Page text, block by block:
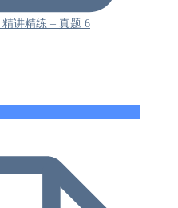
讲精练 – 真题 6